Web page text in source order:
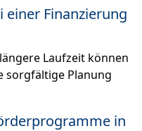
einer Finanzierung
Laufzeit können
sorgfältige Planung
in